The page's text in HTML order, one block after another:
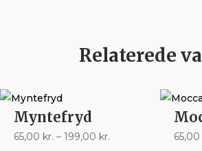
Relaterede
Myntefryd
65,00 kr. – 199,00 kr. 65,00